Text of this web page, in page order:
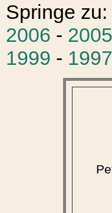
Springe zu:
2006 - 2005
1999 - 1997